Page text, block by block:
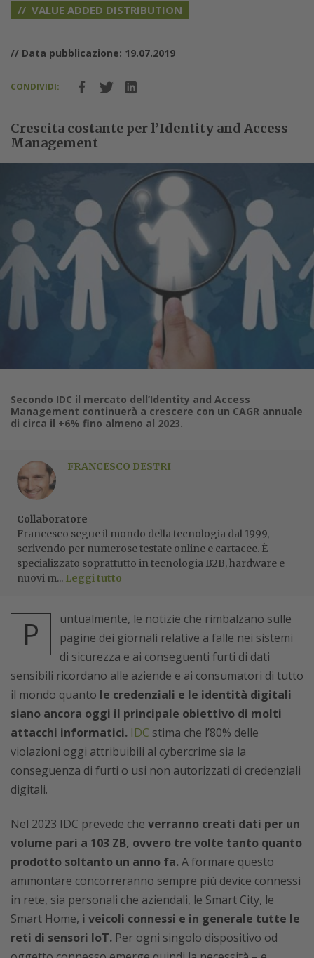
VALUE ADDED DISTRIBUTION
// Data pubblicazione: 19.07.2019
CONDIVIDI:
Crescita costante per l’Identity and Access
Management
Secondo IDC il mercato dell’Identity and Access
Management continuerà a crescere con un CAGR annuale
di circa il +6% fino almeno al 2023.
FRANCESCO DESTRI
Collaboratore
Francesco segue il mondo della tecnologia dal 1999,
scrivendo per numerose testate online e cartacee. È
specializzato soprattutto in tecnologia B2B, hardware e
nuovi m... Leggi tutto
P
untualmente, le notizie che rimbalzano sulle
pagine dei giornali relative a falle nei sistemi
di sicurezza e ai conseguenti furti di dati
sensibili ricordano alle aziende e ai consumatori di tutto
il mondo quanto le credenziali e le identità digitali
siano ancora oggi il principale obiettivo di molti
attacchi informatici. IDC stima che l’80% delle
violazioni oggi attribuibili al cybercrime sia la
conseguenza di furti o usi non autorizzati di credenziali
digitali.
Nel 2023 IDC prevede che verranno creati dati per un
volume pari a 103 ZB, ovvero tre volte tanto quanto
prodotto soltanto un anno fa.A formare questo
ammontare concorreranno sempre più device connessi
in rete, sia personali che aziendali, le Smart City, le
Smart Home, i veicoli connessi e in generale tutte le
reti di sensori IoT. Per ogni singolo dispositivo od